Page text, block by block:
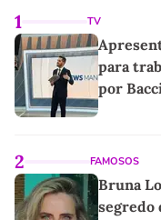
1 TV
para
por
2 FAMOSOS
Bruna
segredo